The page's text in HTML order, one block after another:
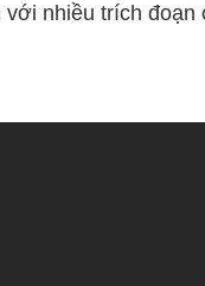
với nhiều trích